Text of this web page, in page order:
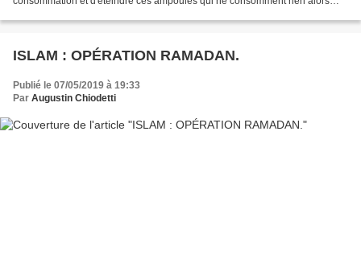
ISLAM : OPÉRATION RAMADAN.
Publié le 07/05/2019 à 19:33
Par Augustin Chiodetti